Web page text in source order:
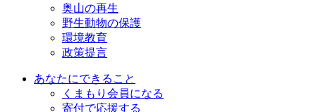
奥山の再生
野生動物の保護
環境教育
政策提言
あなたにできること
くまもり会員になる
寄付で応援する